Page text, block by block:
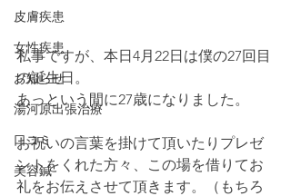
皮膚疾患
女性疾患
お知らせ
湯河原出張治療
口コミ
美容鍼
私事ですが、本日4月22日は僕の27回目
の誕生日。
あっという間に27歳になりました。
お祝いの言葉を掛けて頂いたりプレゼ
ントをくれた方々、この場を借りてお
礼をお伝えさせて頂きます。（もちろ